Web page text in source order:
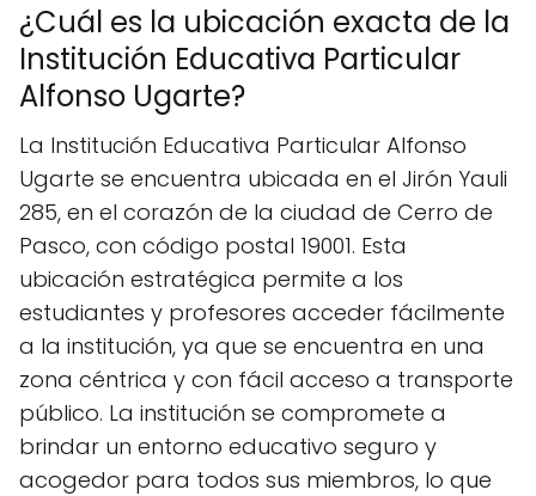
¿Cuál es la ubicación exacta de la
Institución Educativa Particular
Alfonso Ugarte?
La Institución Educativa Particular Alfonso
Ugarte se encuentra ubicada en el Jirón Yauli
285, en el corazón de la ciudad de Cerro de
Pasco, con código postal 19001. Esta
ubicación estratégica permite a los
estudiantes y profesores acceder fácilmente
a la institución, ya que se encuentra en una
zona céntrica y con fácil acceso a transporte
público. La institución se compromete a
brindar un entorno educativo seguro y
acogedor para todos sus miembros, lo que